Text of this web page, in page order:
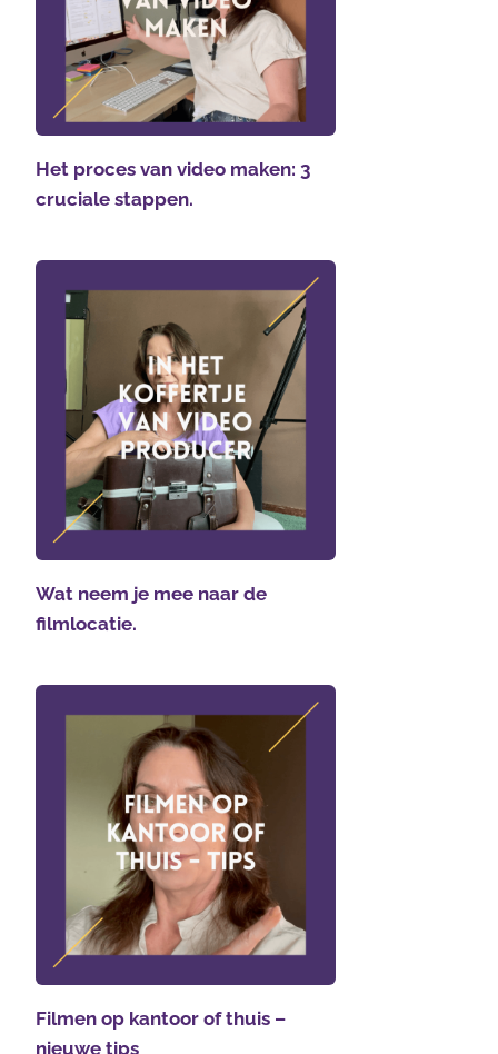
Het proces van video maken: 3
cruciale stappen.
Wat neem je mee naar de
filmlocatie.
Filmen op kantoor of thuis –
nieuwe tips